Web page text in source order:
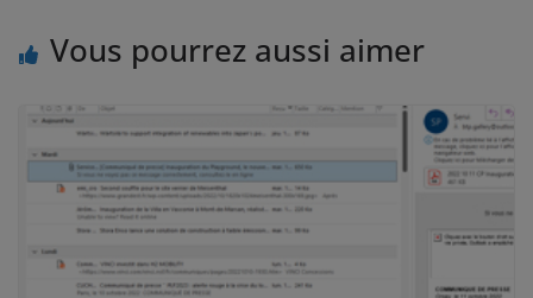
Vous pourrez aussi aimer